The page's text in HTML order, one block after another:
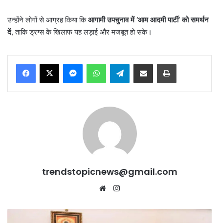
उन्होंने लोगों से आग्रह किया किआगामी उपचुनाव में ‘आम आदमी पार्टी’को समर्थन
दें, ताकि ड्रग्स के खिलाफ यह लड़ाई और मजबूत हो सके।
MessengerWhatsAppTelegramShare via Email Print
trendstopicnews@gmail.com
Website